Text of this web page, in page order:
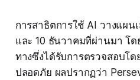
การสาธิตการใช้ AI วางแผน
และ 10 ธันวาคมที่ผ่านมา โด
ทางซึ่งได้รับการตรวจสอบโ
ปลอดภัย ผลปรากฏว่า